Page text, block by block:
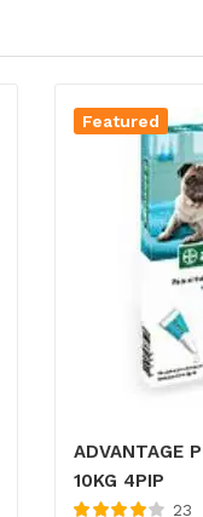
Featured
ADVANTAGE
10KG 4PIP
23